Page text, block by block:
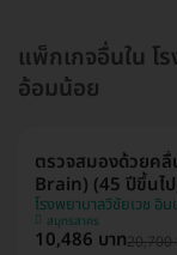
แพ็กเกจอื่นใน โ
อ้อมน้อย
ตรวจสมองด้วยค
Brain) (45 ปีขึ้นไ
โรงพยาบาลวิชัยเวช อิ
สมุทรสาคร
10,486 บาท20,700